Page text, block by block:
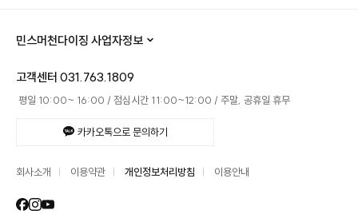
민스머천다이징 사업자정보
고객센터031.763.1809
평일 10:00~ 16:00 점심시간 11:00~12:00 주말, 공휴일 휴무
카카오톡으로 문의하기
회사소개 이용약관 개인정보처리방침 이용안내